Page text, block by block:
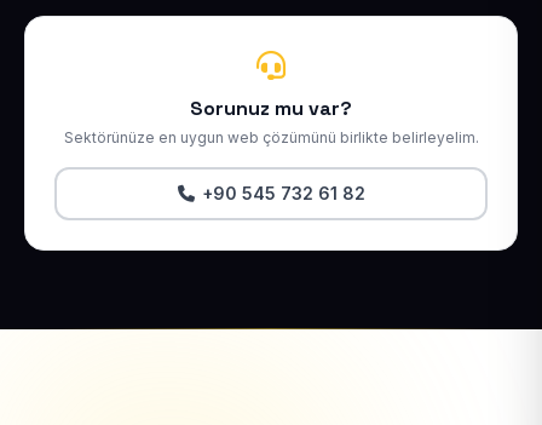
Sorunuz mu var?
Sektörünüze en uygun web çözümünü birlikte belirleyelim.
+90 545 732 61 82